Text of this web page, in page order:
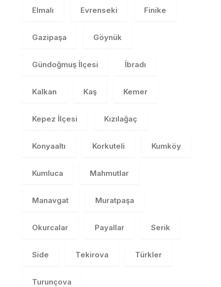
Elmalı Evrenseki Finike
Gazipaşa Göynük
Gündoğmuş İlçesi İbradı
Kalkan Kaş Kemer
Kepez İlçesi Kızılağaç
Konyaaltı Korkuteli Kumköy
Kumluca Mahmutlar
Manavgat Muratpaşa
Okurcalar Payallar Serik
Side Tekirova Türkler
Turunçova